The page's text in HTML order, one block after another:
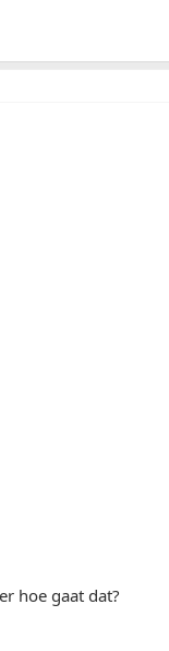
hoe gaat dat?